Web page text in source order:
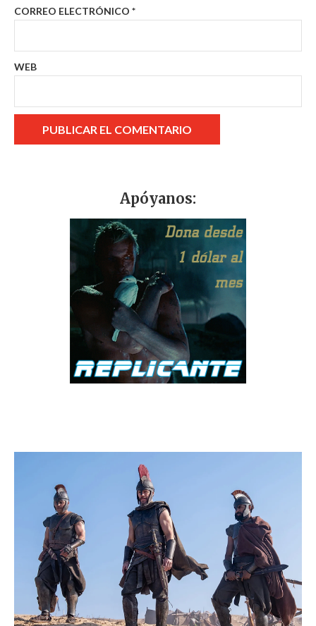
CORREO ELECTRÓNICO *
WEB
Apóyanos: